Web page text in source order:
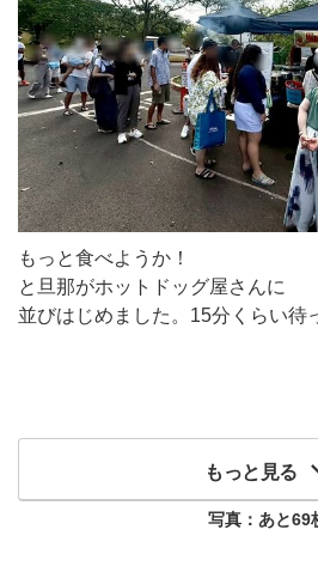
もっと食べようか！
と旦那がホットドッグ屋さんに
並びはじめました。15分くらい待
もっと見る
写真：あと69